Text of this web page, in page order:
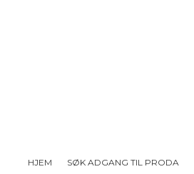
HJEM SØK ADGANG TIL PRODA